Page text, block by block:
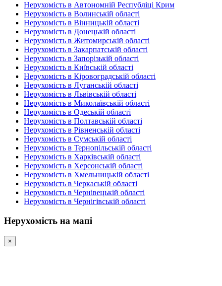
Нерухомість в Автономній Республіці Крим
Нерухомість в Волинській області
Нерухомість в Вінницькій області
Нерухомість в Донецькій області
Нерухомість в Житомирській області
Нерухомість в Закарпатській області
Нерухомість в Запорізькій області
Нерухомість в Київській області
Нерухомість в Кіровоградській області
Нерухомість в Луганській області
Нерухомість в Львівській області
Нерухомість в Миколаївській області
Нерухомість в Одеській області
Нерухомість в Полтавській області
Нерухомість в Рівненській області
Нерухомість в Сумській області
Нерухомість в Тернопільській області
Нерухомість в Харківській області
Нерухомість в Херсонській області
Нерухомість в Хмельницькій області
Нерухомість в Черкаській області
Нерухомість в Чернівецькій області
Нерухомість в Чернігівській області
Нерухомість на мапі
×